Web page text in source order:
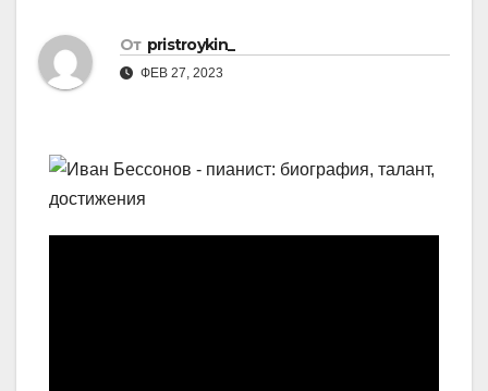
От pristroykin_
ФЕВ 27, 2023